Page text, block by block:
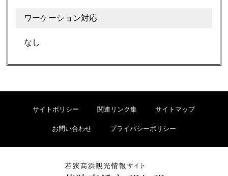
ワーケーション対応
なし
サイトポリシー 関連リンク集 サイトマップ
お問い合わせ プライバシーポリシー